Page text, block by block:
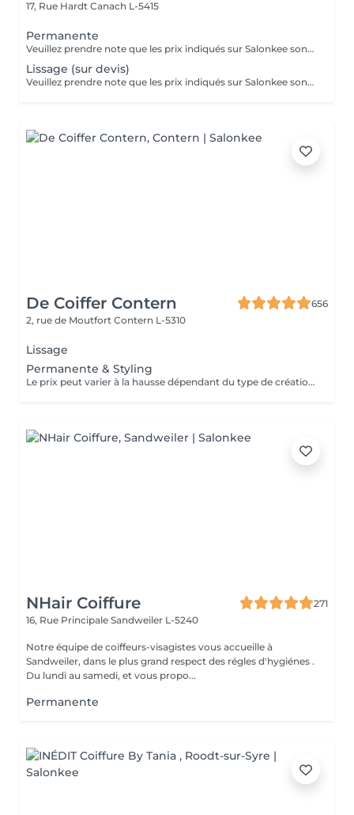
17, Rue Hardt Canach L-5415
Permanente
Veuillez prendre note que les prix indiqués sur Salonkee sont communiqués à titre informatif et s'entendent de base. Ces derniers sont susceptibles de varier selon le diagnostic réalisé à votre arrivée au salon et l'expertise du professionnel à qui vous confiez votre beauté. Dans tous les cas, un devis précis vous sera proposé et toutes réalisations de prestations seront effectuées avec votre accord. Un grand merci d'avance pour votre compréhension. Au plaisir de vous recevoir très vite.
Lissage (sur devis)
Veuillez prendre note que les prix indiqués sur Salonkee sont communiqués à titre informatif et s'entendent de base. Ces derniers sont susceptibles de varier selon le diagnostic réalisé à votre arrivée au salon et l'expertise du professionnel à qui vous confiez votre beauté. Dans tous les cas, un devis précis vous sera proposé et toutes réalisations de prestations seront effectuées avec votre accord. Un grand merci d'avance pour votre compréhension. Au plaisir de vous recevoir très vite.
De Coiffer Contern
656
2, rue de Moutfort Contern L-5310
Lissage
Permanente & Styling
Le prix peut varier à la hausse dépendant du type de création finalement réalisée.
NHair Coiffure
271
16, Rue Principale Sandweiler L-5240
Notre équipe de coiffeurs-visagistes vous accueille à
Sandweiler, dans le plus grand respect des régles d'hygiénes .
Du lundi au samedi, et vous propo...
Permanente